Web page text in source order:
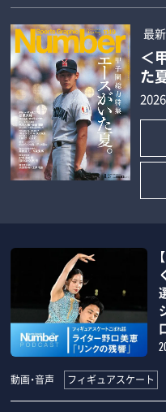
最
＜
た
動画・音声 フィギュアスケート